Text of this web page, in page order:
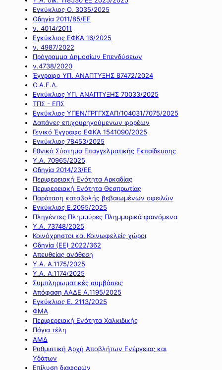
Εγκύκλιος Ο. 3035/2025
Οδηγία 2011/85/ΕΕ
ν. 4014/2011
Εγκύκλιος ΕΦΚΑ 16/2025
ν. 4987/2022
Πρόγραμμα Δημοσίων Επενδύσεων
ν.4738/2020
Έγγραφο ΥΠ. ΑΝΑΠΤΥΞΗΣ 87472/2024
Ο.Α.Ε.Δ.
Εγκύκλιος ΥΠ. ΑΝΑΠΤΥΞΗΣ 70033/2025
ΤΠΣ - ΕΠΣ
Εγκύκλιος ΥΠΕΝ/ΓΡΓΓΧΣΑΠ/104031/7075/2025
Δαπάνες επιχουρηγούμενων φορέων
Γενικό Έγγραφο ΕΦΚΑ 1541090/2025
Εγκύκλιος 78453/2025
Εθνικό Σύστημα Επαγγελματικής Εκπαίδευσης
Υ.Α. 70965/2025
Οδηγία 2014/23/ΕΕ
Περιφερειακή Ενότητα Αρκαδίας
Περιφερειακή Ενότητα Θεσπρωτίας
Παράταση καταβολής βεβαιωμένων οφειλών
Εγκύκλιος Ε.2095/2025
Πληγέντες Πλημμύρες Πλημμυρικά φαινόμενα
Υ.Α. 73748/2025
Κοινόχρηστοι και Κοινωφελείς χώροι
Οδηγία (ΕΕ) 2022/362
Απευθείας ανάθεση
Υ.Α. Α.1175/2025
Υ.Α. Α.1174/2025
Συμπληρωματικές συμβάσεις
Απόφαση ΑΑΔΕ Α.1195/2025
Εγκύκλιος Ε. 2113/2025
ΦΜΑ
Περιφερειακή Ενότητα Χαλκιδικής
Πάγια τέλη
ΑΜΔ
Ρυθμιστική Αρχή Αποβλήτων Ενέργειας και
Υδάτων
Επίλυση διαφορών